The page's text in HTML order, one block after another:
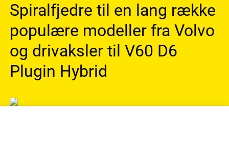
Spiralfjedre til en lang række
populære modeller fra Volvo
og drivaksler til V60 D6
Plugin Hybrid